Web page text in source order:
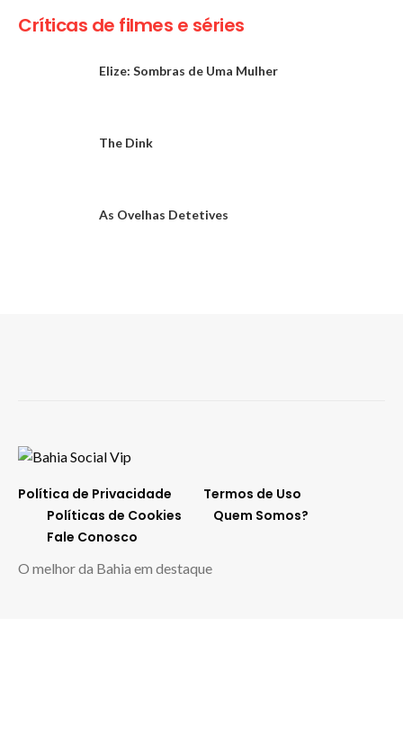
Críticas de filmes e séries
Elize: Sombras de Uma Mulher
The Dink
As Ovelhas Detetives
Política de Privacidade
Termos de Uso
Políticas de Cookies
Quem Somos?
Fale Conosco
O melhor da Bahia em destaque